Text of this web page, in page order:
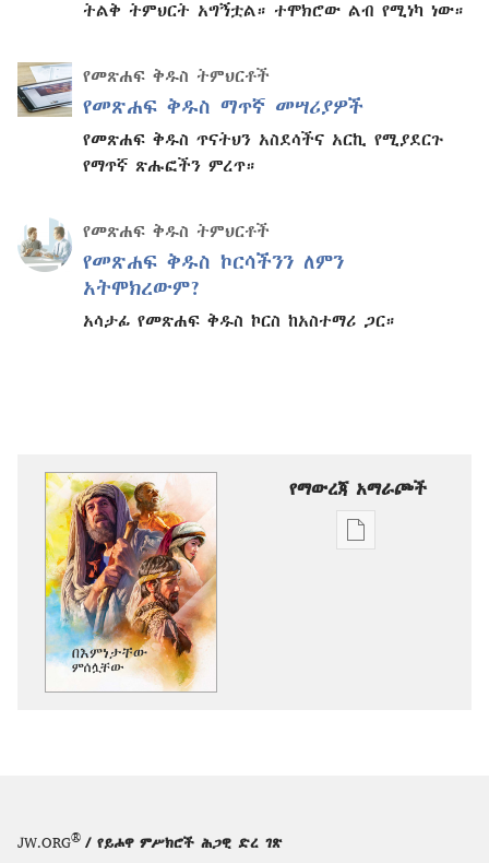
ትልቅ ትምህርት አግኝቷል። ተሞክሮው ልብ የሚነካ ነው።
የመጽሐፍ ቅዱስ ትምህርቶች
የመጽሐፍ ቅዱስ ማጥኛ መሣሪያዎች
የመጽሐፍ ቅዱስ ጥናትህን አስደሳችና አርኪ የሚያደርጉ
የማጥኛ ጽሑፎችን ምረጥ።
የመጽሐፍ ቅዱስ ትምህርቶች
የመጽሐፍ ቅዱስ ኮርሳችንን ለምን
አትሞክረውም?
አሳታፊ የመጽሐፍ ቅዱስ ኮርስ ከአስተማሪ ጋር።
የማውረጃ አማራጮች
የሕትመት
JW.ORG® / የይሖዋ ምሥክሮች ሕጋዊ ድረ ገጽ